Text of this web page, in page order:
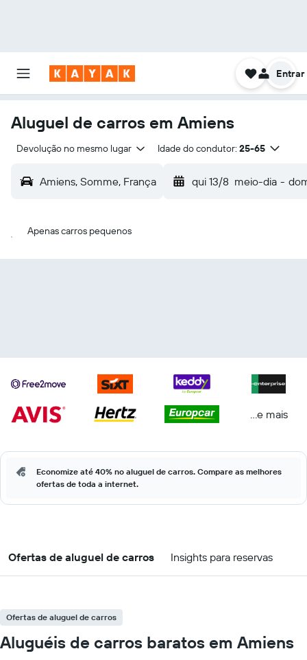
Entrar
Aluguel de carros em Amiens
Devolução no mesmo lugar Idade do condutor: 25-65
Amiens, Somme, França qui 13/8 meio-dia -
Apenas carros pequenos
...e mais
Economize até 40% no aluguel de carros. Compare as melhores
ofertas de toda a internet.
Ofertas de aluguel de carros Insights para reservas
Ofertas de aluguel de carros
Aluguéis de carros baratos em Amiens